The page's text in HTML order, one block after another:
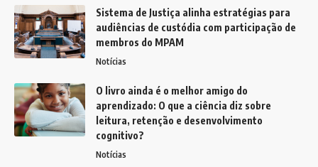
Sistema de Justiça alinha estratégias para
audiências de custódia com participação de
membros do MPAM
Notícias
O livro ainda é o melhor amigo do
aprendizado: O que a ciência diz sobre
leitura, retenção e desenvolvimento
cognitivo?
Notícias